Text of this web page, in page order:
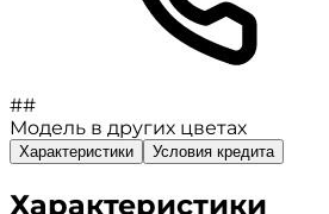
##
Модель в других цветах
Характеристики Условия кредита
Характеристики